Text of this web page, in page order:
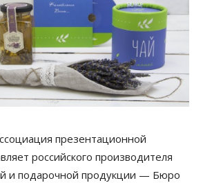
презентационной
российского производителя
и подарочной продукции — Бюро